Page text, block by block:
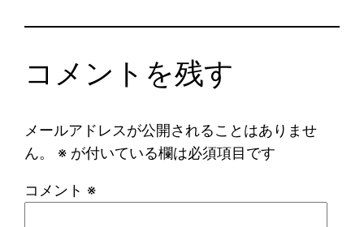
コメントを残す
メールアドレスが公開されることはありませ
ん。
※ が付いている欄は必須項目です
コメント ※